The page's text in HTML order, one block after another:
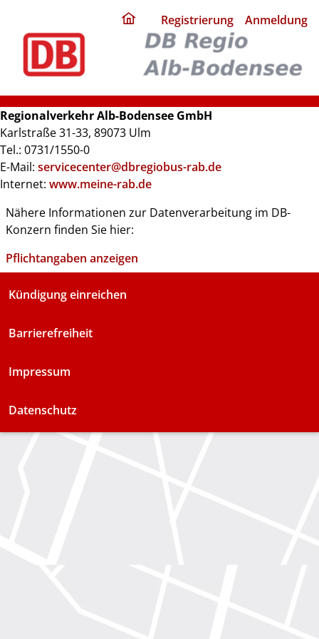
home
page
Registrierung Anmeldung
Regionalverkehr Alb-Bodensee GmbH
Karlstraße 31-33, 89073 Ulm
Tel.: 0731/1550-0
E-Mail: servicecenter@dbregiobus-rab.de
Internet: www.meine-rab.de
Nähere Informationen zur Datenverarbeitung im DB-
Konzern finden Sie hier:
Pflichtangaben anzeigen
Kündigung einreichen
Barrierefreiheit
Impressum
Datenschutz